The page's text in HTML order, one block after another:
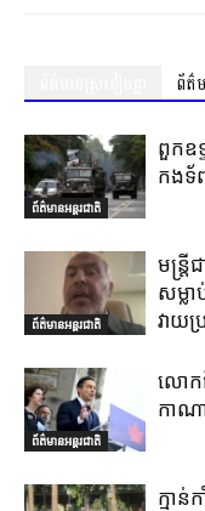
ព័ត៌
ព័ត៌មានអន្តរជាតិ
ពួកឧទ្
កងទ័
ព័ត៌មានអន្តរជាតិ
មន្ត្
សម្ល
វាយប្
ព័ត៌មានអន្តរជាតិ
លោក
កាណា
ក្មា